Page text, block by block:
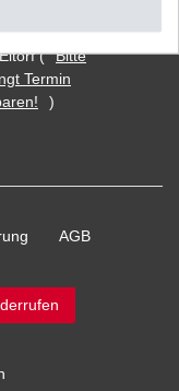
bei Abholung in
(
Bitte
Termin
)
AGB